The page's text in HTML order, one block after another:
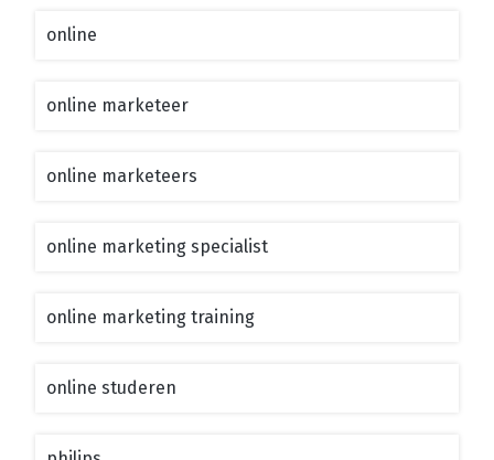
online
online marketeer
online marketeers
online marketing specialist
online marketing training
online studeren